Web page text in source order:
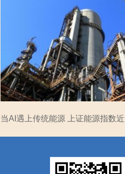
当AI遇上传统能源 上证能源指数